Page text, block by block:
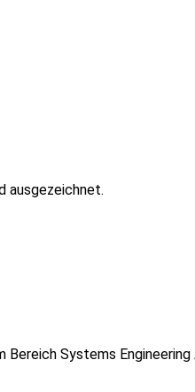
ausgezeichnet.
Systems